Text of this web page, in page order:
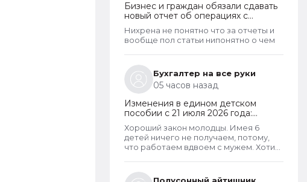
Бизнес и граждан обязали сдавать
новый отчет об операциях с
криптовалютами на иностранных
платформах
Нихрена не понятно что за отчеты и
вообще пол статьи нипонятно о чем
Бухгалтер на все руки
05 часов назад
Изменения в едином детском
пособии с 21 июля 2026 года:
пересмотр правила нулевого
дохода и новый порядок
оформления пособий по месту
пребывания
Хороший закон молодцы. Имея 6
детей ничего не получаем, потому,
что работаем вдвоем с мужем. Хотим
наркаманы да лентяи которые сидят